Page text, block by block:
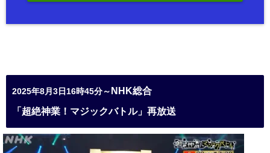
2025年8月3日16時45分～ NHK総合
「超絶神業！マジックバトル」再放送